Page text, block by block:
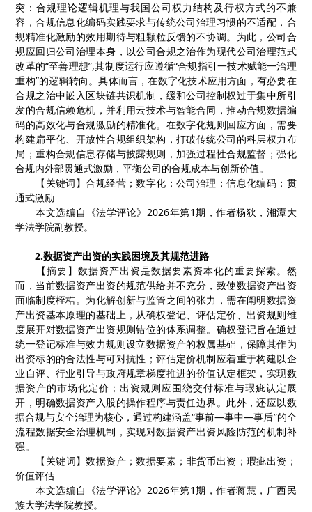
突：合规理论逻辑机理与我国公司权力结构及行权方式的不兼
容，合规信息化编码实践要求与传统公司治理习惯的不适配，合
规精准化激励的效用期待与粗颗粒反馈的不协调。为此，公司合
规应回归公司治理本身，以公司合规之治作为现代公司治理范式
改革的“至善理想”,其制度运行应遵循“合规指引一技术赋能一治理
重构”的逻辑转向。具体而言，在数字化技术应用方面，有必要在
合规之治中嵌入区块链共识机制，缓和公司控制权过于集中所引
发的合规信赖危机，并利用云技术与智能合同，推动合规数据编
码的高效化与合规激励的精准化。在数字化规则回应方面，需要
构建扁平化、开放性合规组织架构，打破传统公司的科层权力布
局；重构合规信息存储与披露规则，加强过程性合规监督；强化
合规内外部贯通式激励，平衡公司的合规成本与创新价值。
【关键词】合规经营；数字化；公司治理；信息化编码；贯
通式激励
本文选编自《法学评论》2026年第1期，作者杨狄，湘潭大
学法学院副教授。
2.数据资产出资的实践困境及其规范进路
【摘要】数据资产出资是数据要素资本化的重要探索。然
而，当前数据资产出资的规范供给并不充分，致使数据资产出资
面临制度桎梏。为化解创新与监管之间的张力，需在阐明数据资
产出资基本原理的基础上，从确权登记、评估定价、出资规则维
度展开对数据资产出资规则错位的体系调整。确权登记旨在通过
统一登记标准与效力规则设立数据资产的权属基础，保障其作为
出资标的的合法性与可对抗性；评估定价机制应着重于构建以企
业自评、行业引导与政府规章梯度推进的价值认定框架，实现数
据资产的市场化定价；出资规则应围绕交付标准与瑕疵认定展
开，明确数据资产入股的操作程序与责任边界。此外，还应以数
据合规与安全治理为核心，通过构建涵盖“事前—事中—事后”的全
流程数据安全治理机制，实现对数据资产出资风险防范的机制补
强。
【 关键词】数据资产 ；数据要素 ； 非货币出资 ； 瑕疵出资 ；
价值评估
本文选编自《法学评论》2026年第1期，作者蒋慧，广西民
族大学法学院教授。